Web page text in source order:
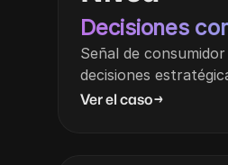
Decisiones
Señal de
decisiones
Ver el caso→